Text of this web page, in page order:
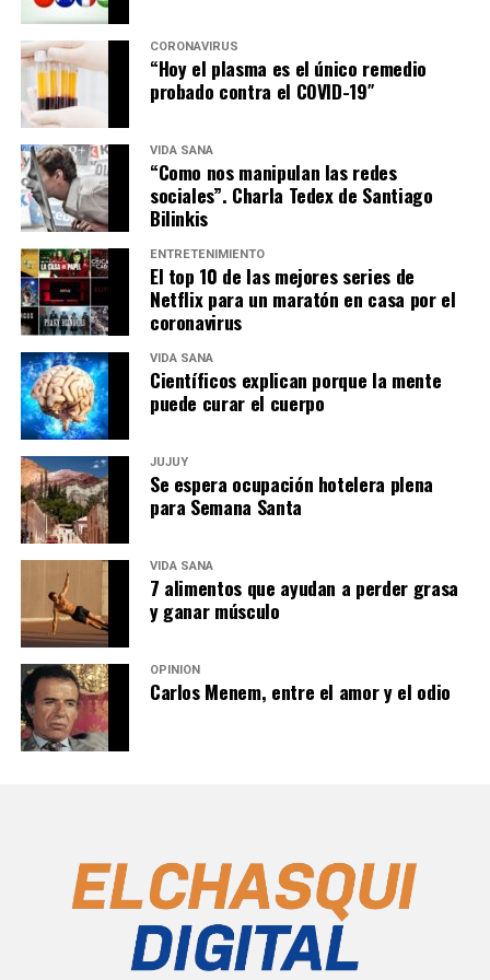
CORONAVIRUS
“Hoy el plasma es el único remedio
probado contra el COVID-19″
VIDA SANA
“Como nos manipulan las redes
sociales”. Charla Tedex de Santiago
Bilinkis
ENTRETENIMIENTO
El top 10 de las mejores series de
Netflix para un maratón en casa por el
coronavirus
VIDA SANA
Científicos explican porque la mente
puede curar el cuerpo
JUJUY
Se espera ocupación hotelera plena
para Semana Santa
VIDA SANA
7 alimentos que ayudan a perder grasa
y ganar músculo
OPINIÓN
Carlos Menem, entre el amor y el odio